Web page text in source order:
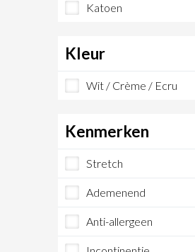
Katoen
Kleur
Wit / Crème / Ecru
Kenmerken
Stretch
Ademenend
Anti-allergeen